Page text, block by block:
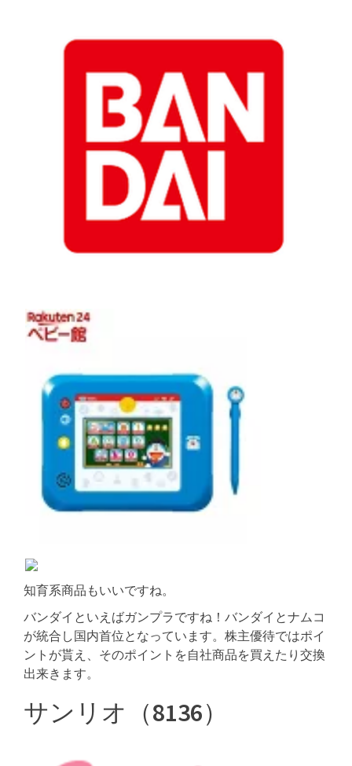
知育系商品もいいですね。
バンダイといえばガンプラですね！バンダイとナムコ
が統合し国内首位となっています。株主優待ではポイ
ントが貰え、そのポイントを自社商品を買えたり交換
出来きます。
サンリオ（8136）